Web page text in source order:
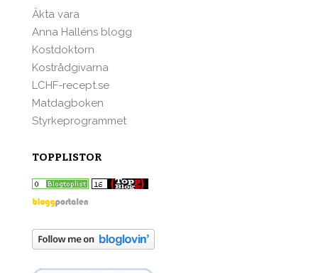
Äkta vara
Anna Halléns blogg
Kostdoktorn
Kostrådgivarna
LCHF-recept.se
Matdagboken
Styrkeprogrammet
TOPPLISTOR